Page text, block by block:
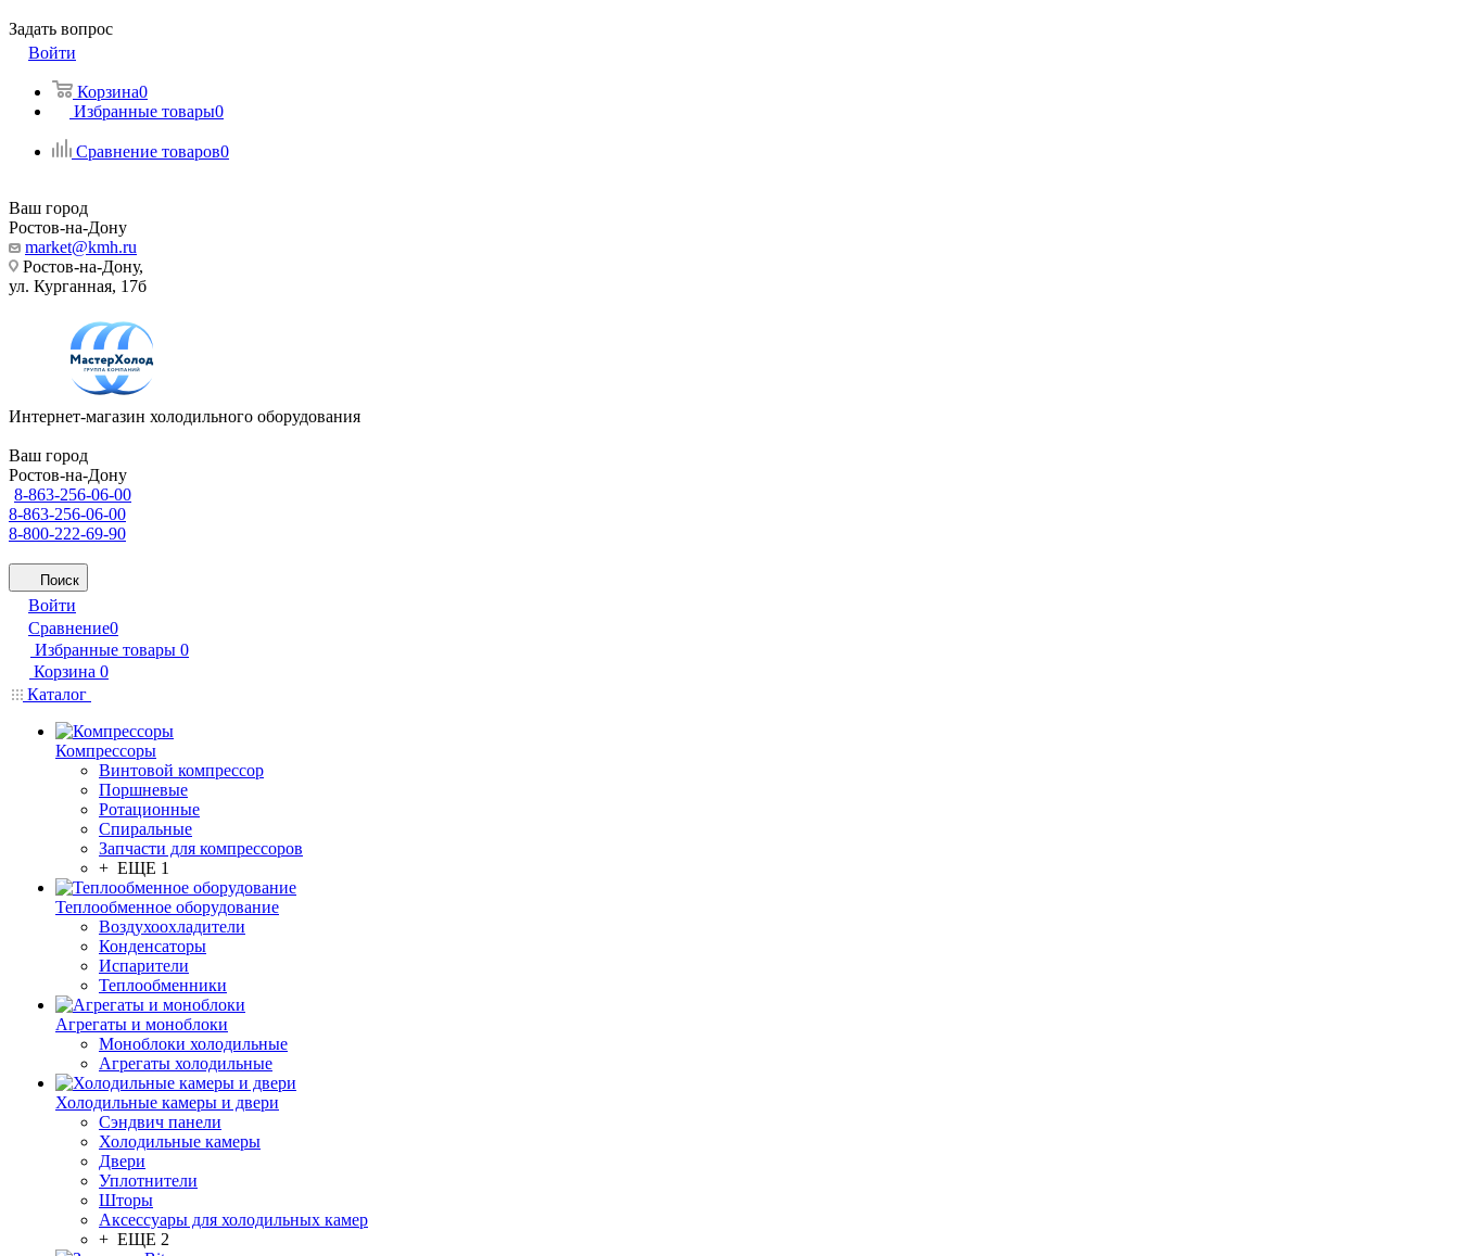
Задать вопрос
Войти
Корзина0
Избранные товары0
Сравнение товаров0
Ваш город
Ростов-на-Дону
market@kmh.ru
Ростов-на-Дону,
ул. Курганная, 17б
Интернет-магазин холодильного оборудования
Ваш город
Ростов-на-Дону
8-863-256-06-00
8-863-256-06-00
8-800-222-69-90
Поиск
Войти
Сравнение0
Избранные товары 0
Корзина 0
Каталог
Компрессоры
Винтовой компрессор
Поршневые
Ротационные
Спиральные
Запчасти для компрессоров
+ ЕЩЕ 1
Теплообменное оборудование
Воздухоохладители
Конденсаторы
Испарители
Теплообменники
Агрегаты и моноблоки
Моноблоки холодильные
Агрегаты холодильные
Холодильные камеры и двери
Сэндвич панели
Холодильные камеры
Двери
Уплотнители
Шторы
Аксессуары для холодильных камер
+ ЕЩЕ 2